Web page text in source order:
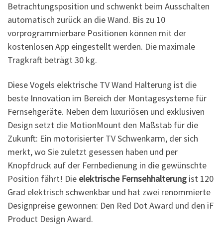
Betrachtungsposition und schwenkt beim Ausschalten
automatisch zurück an die Wand. Bis zu 10
vorprogrammierbare Positionen können mit der
kostenlosen App eingestellt werden. Die maximale
Tragkraft beträgt 30 kg.
Diese Vogels elektrische TV Wand Halterung ist die
beste Innovation im Bereich der Montagesysteme für
Fernsehgeräte. Neben dem luxuriösen und exklusiven
Design setzt die MotionMount den Maßstab für die
Zukunft: Ein motorisierter TV Schwenkarm, der sich
merkt, wo Sie zuletzt gesessen haben und per
Knopfdruck auf der Fernbedienung in die gewünschte
Position fährt! Die elektrische Fernsehhalterung ist 120
Grad elektrisch schwenkbar und hat zwei renommierte
Designpreise gewonnen: Den Red Dot Award und den iF
Product Design Award.